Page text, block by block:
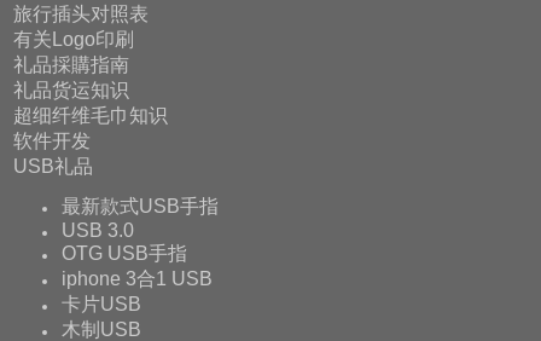
旅行插头对照表
有关Logo印刷
礼品採購指南
礼品货运知识
超细纤维毛巾知识
软件开发
USB礼品
最新款式USB手指
USB 3.0
OTG USB手指
iphone 3合1 USB
卡片USB
木制USB